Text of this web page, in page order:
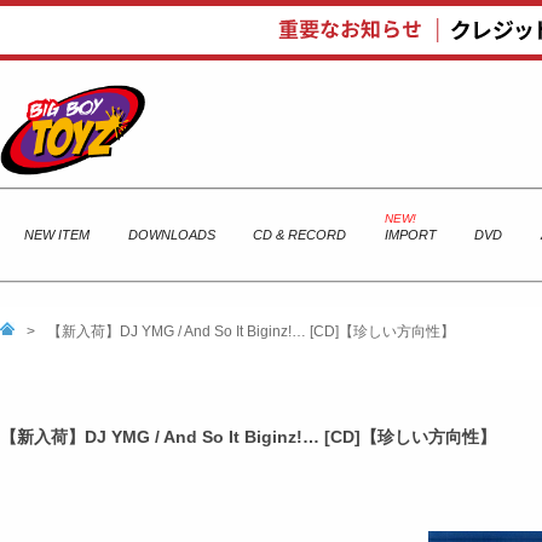
NEW ITEM DOWNLOADS CD & RECORD IMPORT DVD
> 【新入荷】DJ YMG / And So It Biginz!… [CD]【珍しい方向性】
【新入荷】DJ YMG / And So It Biginz!… [CD]【珍しい方向性】